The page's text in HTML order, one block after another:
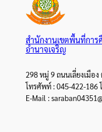
สำนักงานเขตพื้นที่กา
อำนาจเจริญ
298 หมู่ 9 ถนนเลี่ยงเมือ
โทรศัพท์ : 045-422-186
E-Mail :